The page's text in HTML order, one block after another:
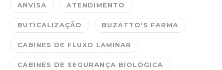
ANVISA ATENDIMENTO
BUTICALIZAÇÃO BUZATTO'S FARMA
CABINES DE FLUXO LAMINAR
CABINES DE SEGURANÇA BIOLÓGICA